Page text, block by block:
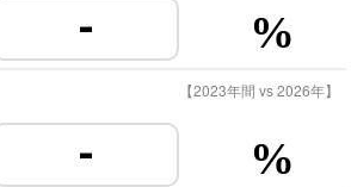
- %
【2023年間 vs 2026年】
- %